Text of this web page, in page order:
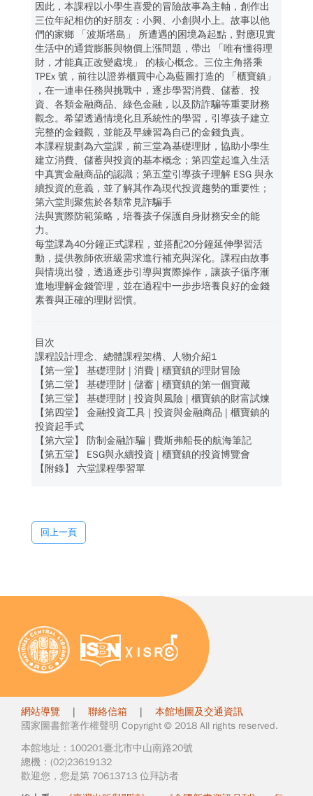
因此，本課程以小學生喜愛的冒險故事為主軸，創作出
三位年紀相仿的好朋友：小興、小創與小上。故事以他
們的家鄉 「波斯塔島」 所遭遇的困境為起點，對應現實
生活中的通貨膨脹與物價上漲問題，帶出 「唯有懂得理
財，才能真正改變處境」 的核心概念。三位主角搭乘
TPEx 號，前往以證券櫃買中心為藍圖打造的 「櫃寶鎮」
，在一連串任務與挑戰中，逐步學習消費、儲蓄、投
資、各類金融商品、綠色金融，以及防詐騙等重要財務
觀念。希望透過情境化且系統性的學習，引導孩子建立
完整的金錢觀，並能及早練習為自己的金錢負責。
本課程規劃為六堂課，前三堂為基礎理財，協助小學生
建立消費、儲蓄與投資的基本概念；第四堂起進入生活
中真實金融商品的認識；第五堂引導孩子理解 ESG 與永
續投資的意義，並了解其作為現代投資趨勢的重要性；
第六堂則聚焦於各類常見詐騙手
法與實際防範策略，培養孩子保護自身財務安全的能
力。
每堂課為40分鐘正式課程，並搭配20分鐘延伸學習活
動，提供教師依班級需求進行補充與深化。課程由故事
與情境出發，透過逐步引導與實際操作，讓孩子循序漸
進地理解金錢管理，並在過程中一步步培養良好的金錢
素養與正確的理財習慣。
目次
課程設計理念、總體課程架構、人物介紹1
【第一堂】 基礎理財 | 消費 | 櫃寶鎮的理財冒險
【第二堂】 基礎理財 | 儲蓄 | 櫃寶鎮的第一個寶藏
【第三堂】 基礎理財 | 投資與風險 | 櫃寶鎮的財富試煉
【第四堂】 金融投資工具 | 投資與金融商品 | 櫃寶鎮的
投資起手式
【第六堂】 防制金融詐騙 | 費斯弗船長的航海筆記
【第五堂】 ESG與永續投資 | 櫃寶鎮的投資博覽會
【附錄】 六堂課程學習單
回上一頁
網站導覽 | 聯絡信箱 | 本館地圖及交通資訊
國家圖書館著作權聲明 Copyright © 2018 All rights reserved.
本館地址：100201臺北市中山南路20號
總機：(02)23619132
歡迎您，您是第 70613713 位拜訪者